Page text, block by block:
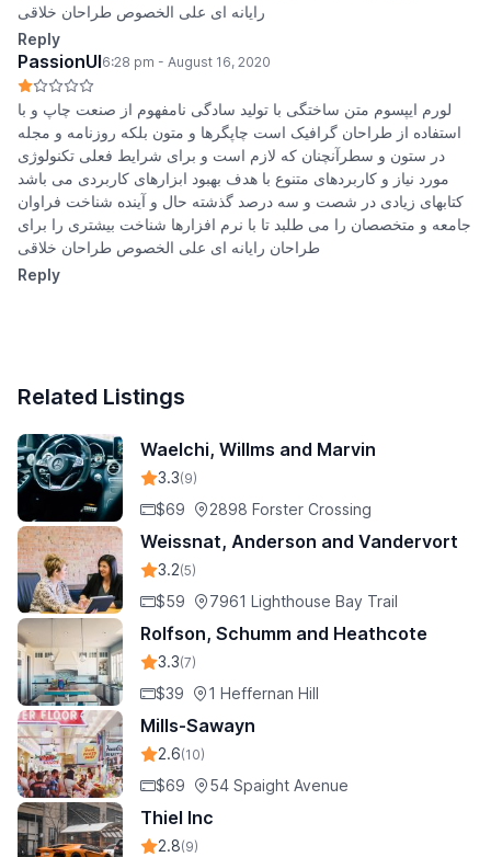
رایانه ای علی الخصوص طراحان خلاقی
Reply
PassionUI6:28 pm - August 16, 2020
لورم ایپسوم متن ساختگی با تولید سادگی نامفهوم از صنعت چاپ و با
استفاده از طراحان گرافیک است چاپگرها و متون بلکه روزنامه و مجله
در ستون و سطرآنچنان که لازم است و برای شرایط فعلی تکنولوژی
مورد نیاز و کاربردهای متنوع با هدف بهبود ابزارهای کاربردی می باشد
کتابهای زیادی در شصت و سه درصد گذشته حال و آینده شناخت فراوان
جامعه و متخصصان را می طلبد تا با نرم افزارها شناخت بیشتری را برای
طراحان رایانه ای علی الخصوص طراحان خلاقی
Reply
Related Listings
Waelchi, Willms and Marvin
3.3(9)
$69 2898 Forster Crossing
Weissnat, Anderson and Vandervort
3.2(5)
$59 7961 Lighthouse Bay Trail
Rolfson, Schumm and Heathcote
3.3(7)
$39 1 Heffernan Hill
Mills-Sawayn
2.6(10)
$69 54 Spaight Avenue
Thiel Inc
2.8(9)